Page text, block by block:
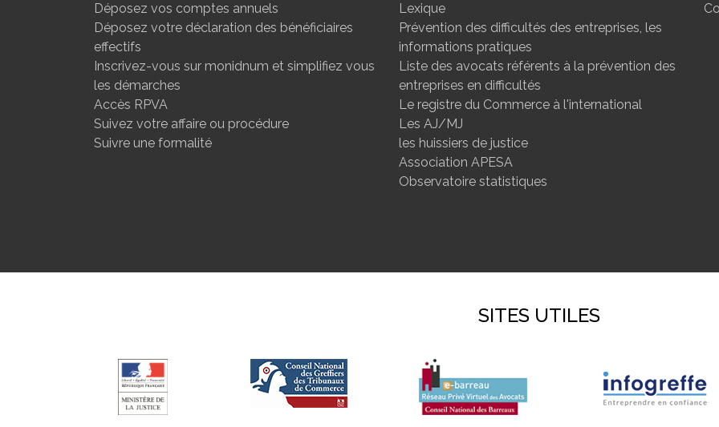
Déposez vos comptes annuels
Déposez votre déclaration des bénéficiaires
effectifs
Inscrivez-vous sur monidnum et simplifiez vous
les démarches
Accès RPVA
Suivez votre affaire ou procédure
Suivre une formalité
Lexique
Prévention des difficultés des entreprises, les
informations pratiques
Liste des avocats référents à la prévention des
entreprises en difficultés
Le registre du Commerce à l'international
Les AJ/MJ
les huissiers de justice
Association APESA
Observatoire statistiques
SITES UTILES